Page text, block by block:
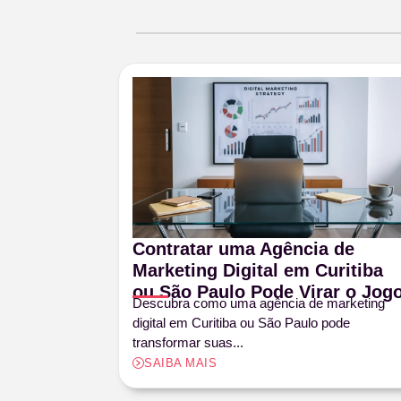
Contratar uma Agência de
Marketing Digital em Curitiba
ou São Paulo Pode Virar o
Descubra como uma agência de marketing
digital em Curitiba ou São Paulo pode
transformar suas...
SAIBA MAIS